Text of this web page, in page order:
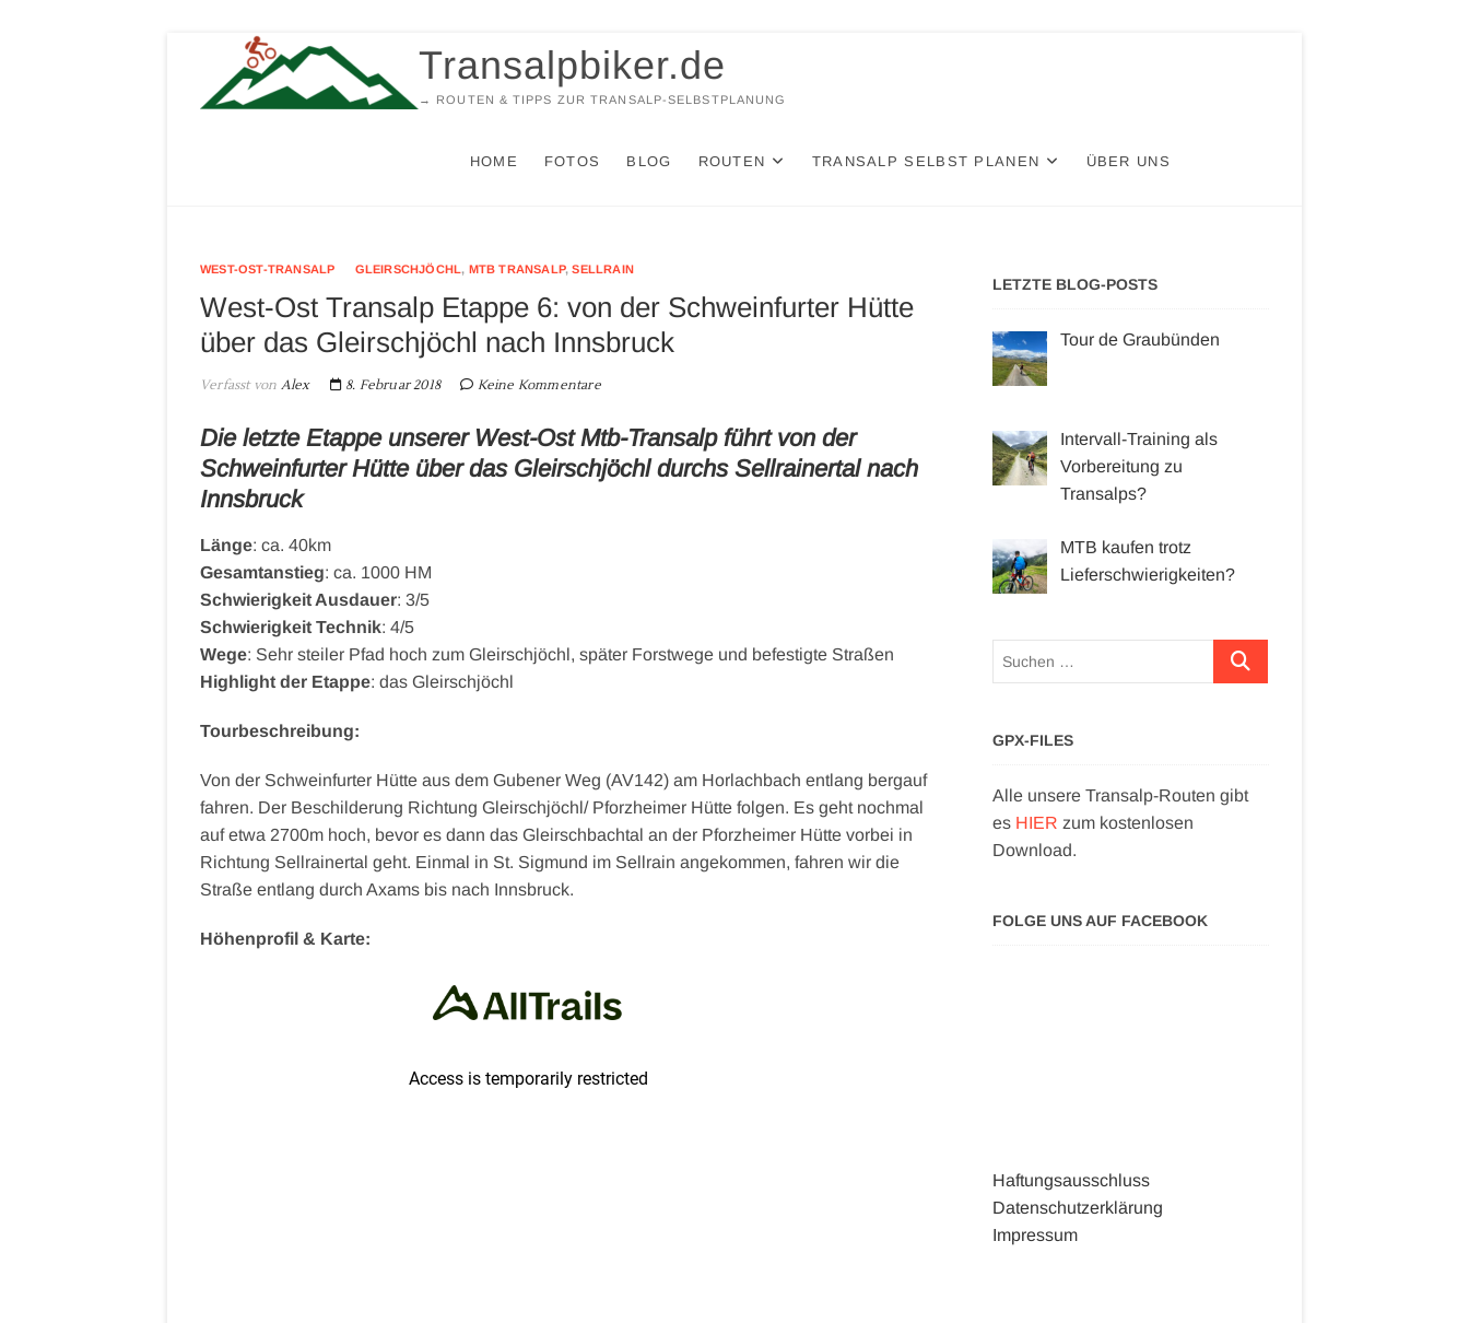
springen
Transalpbiker.de
→ ROUTEN & TIPPS ZUR TRANSALP-SELBSTPLANUNG
HOME FOTOS BLOG ROUTEN TRANSALP SELBST PLANEN ÜBER UNS
WEST-OST-TRANSALP GLEIRSCHJÖCHL, MTB TRANSALP,SELLRAIN
West-Ost Transalp Etappe 6: von der Schweinfurter Hütte
über das Gleirschjöchl nach Innsbruck
Verfasst von Alex 8. Februar 2018 Keine Kommentare
Die letzte Etappe unserer West-Ost Mtb-Transalp führt von der
Schweinfurter Hütte über das Gleirschjöchl durchs Sellrainertal nach
Innsbruck
Länge: ca. 40km
Gesamtanstieg: ca. 1000 HM
Schwierigkeit Ausdauer: 3/5
Schwierigkeit Technik: 4/5
Wege: Sehr steiler Pfad hoch zum Gleirschjöchl, später Forstwege und befestigte Straßen
Highlight der Etappe: das Gleirschjöchl
Tourbeschreibung:
Von der Schweinfurter Hütte aus dem Gubener Weg (AV142) am Horlachbach entlang bergauf
fahren. Der Beschilderung Richtung Gleirschjöchl/ Pforzheimer Hütte folgen. Es geht nochmal
auf etwa 2700m hoch, bevor es dann das Gleirschbachtal an der Pforzheimer Hütte vorbei in
Richtung Sellrainertal geht. Einmal in St. Sigmund im Sellrain angekommen, fahren wir die
Straße entlang durch Axams bis nach Innsbruck.
Höhenprofil & Karte:
LETZTE BLOG-POSTS
Tour de Graubünden
Intervall-Training als
Vorbereitung zu
Transalps?
MTB kaufen trotz
Lieferschwierigkeiten?
Suchen …
GPX-FILES
Alle unsere Transalp-Routen gibt
es HIER zum kostenlosen
Download.
FOLGE UNS AUF FACEBOOK
Haftungsausschluss
Datenschutzerklärung
Impressum